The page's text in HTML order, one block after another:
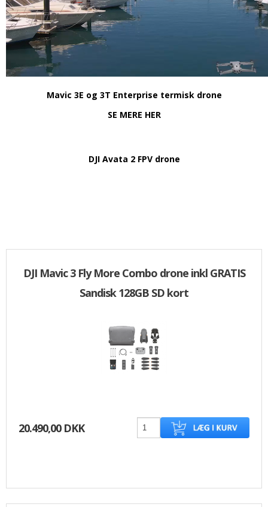
Mavic 3E og 3T Enterprise termisk drone
SE MERE HER
DJI Avata 2 FPV drone
DJI Mavic 3 Fly More Combo drone inkl GRATIS
Sandisk 128GB SD kort
20.490,00 DKK